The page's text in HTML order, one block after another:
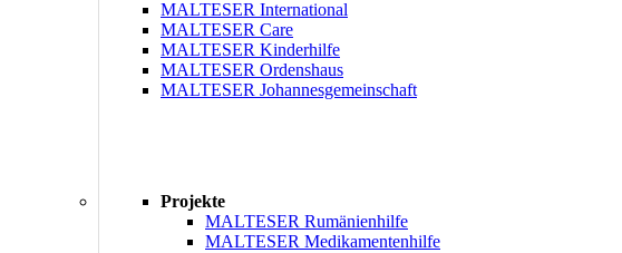
MALTESER International
MALTESER Care
MALTESER Kinderhilfe
MALTESER Ordenshaus
MALTESER Johannesgemeinschaft
Projekte
MALTESER Rumänienhilfe
MALTESER Medikamentenhilfe